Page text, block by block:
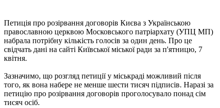
Петиція про розірвання договорів Києва з Українською
православною церквою Московського патріархату (УПЦ МП)
набрала потрібну кількість голосів за один день. Про це
свідчать дані на сайті Київської міської ради за п'ятницю, 7
квітня.
Зазначимо, що розгляд петиції у міськраді можливий після
того, як вона набере не менше шести тисяч підписів. Наразі за
петицію про розірвання договорів проголосувало понад сім
тисяч осіб.